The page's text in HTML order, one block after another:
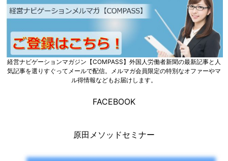
経営ナビゲーションマガジン【COMPASS】外国人労働者新聞の最新記事と人
気記事を選りすぐってメールで配信。メルマガ会員限定の特別なオファーやマ
ル得情報などもお届けします。
FACEBOOK
原田メソッドセミナー